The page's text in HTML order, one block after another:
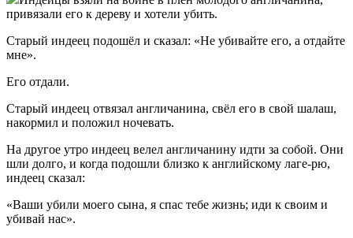
привязали его к дереву и хотели убить.
Старый индеец подошёл и сказал: «Не убивайте его, а отдайте
мне».
Его отдали.
Старый индеец отвязал англичанина, свёл его в свой шалаш,
накормил и положил ночевать.
На другое утро индеец велел англичанину идти за собой. Они
шли долго, и когда подошли близко к английскому лаге-рю,
индеец сказал:
«Ваши убили моего сына, я спас тебе жизнь; иди к своим и
убивай нас».